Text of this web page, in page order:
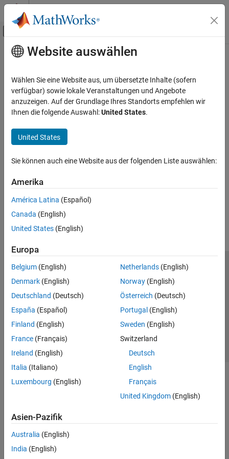
Weiter zum Inhalt
Umschaltung für Off-Canvas-
Startseite der Dokumentation
Hauptinhalt
How useful was this information?
Website auswählen
Wählen Sie eine Website aus, um übersetzte Inhalte (sofern
verfügbar) sowie lokale Veranstaltungen und Angebote
anzuzeigen. Auf der Grundlage Ihres Standorts empfehlen wir
Ihnen die folgende Auswahl:United States.
United States
Sie können auch eine Website aus der folgenden Liste auswählen:
Amerika
América Latina (Español)
Canada (English)
United States (English)
Europa
Belgium (English)
Denmark (English)
Deutschland (Deutsch)
España (Español)
Finland (English)
France (Français)
Ireland (English)
Italia (Italiano)
Luxembourg (English)
Netherlands(English)
Norway(English)
Österreich (Deutsch)
Portugal (English)
Sweden (English)
Switzerland
Deutsch
English
Français
United Kingdom(English)
Asien-Pazifik
Australia (English)
India (English)
Trust Center
Datenschutz-Richtlinien
Datendiebstahl verhindern
Status von Anwendungen
© 1994-2026 The MathWorks, Inc.
Website auswählen
Deutschland